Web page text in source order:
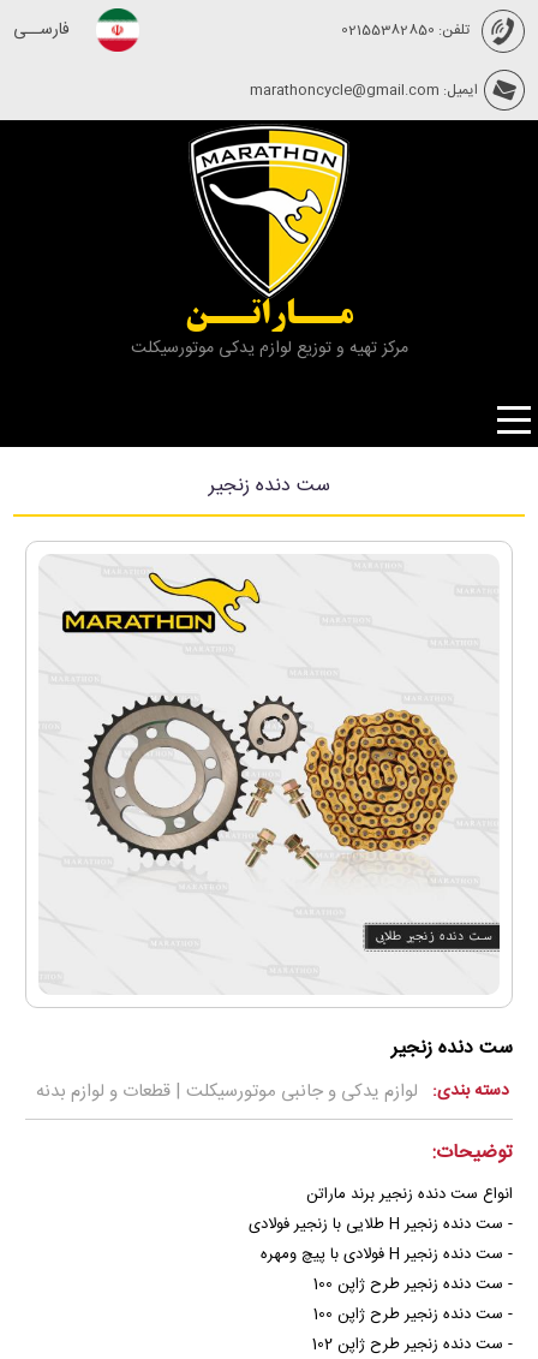
تلفن: 02155382850
ایمیل: marathoncycle@gmail.com
فارســی
مــاراتــن
مرکز تهیه و توزیع لوازم یدکی موتورسیکلت
ست دنده زنجیر
ست دنده زنجیر
دسته بندی: لوازم یدکی و جانبی موتورسیکلت | قطعات و لوازم بدنه
توضیحات:
انواع ست دنده زنجیر برند ماراتن
- ست دنده زنجیر H طلایی با زنجیر فولادی
- ست دنده زنجیر H فولادی با پیچ ومهره
- ست دنده زنجیر طرح ژاپن 100
- ست دنده زنجیر طرح ژاپن 100
- ست دنده زنجیر طرح ژاپن 102